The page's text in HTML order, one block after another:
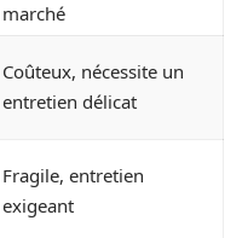
marché
Coûteux, nécessite un
entretien délicat
Fragile, entretien
exigeant